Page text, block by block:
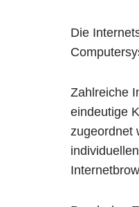
Die
Zahlreiche
eindeutige
zugeordnet